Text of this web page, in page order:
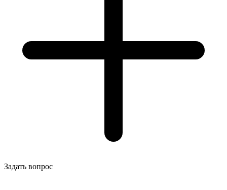
Задать вопрос